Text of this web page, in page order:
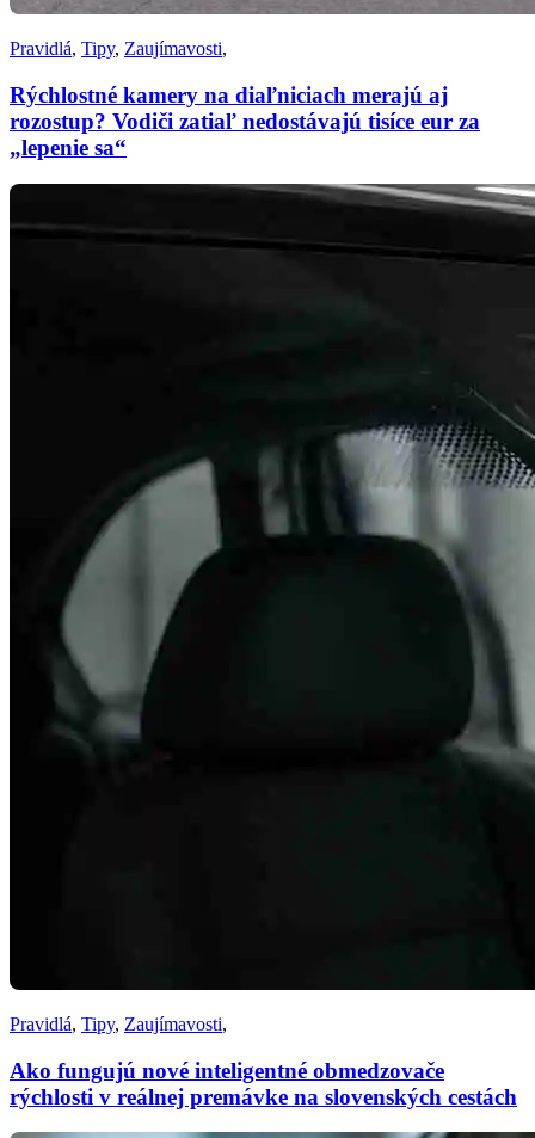
Pravidlá, Tipy, Zaujímavosti,
Rýchlostné kamery na diaľniciach merajú aj
rozostup? Vodiči zatiaľ nedostávajú tisíce eur za
„lepenie sa“
Pravidlá, Tipy, Zaujímavosti,
Ako fungujú nové inteligentné obmedzovače
rýchlosti v reálnej premávke na slovenských cestách